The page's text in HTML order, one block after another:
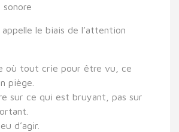
sonore
appelle le biais de l’attention
où tout crie pour être vu, ce
piège.
sur ce qui est bruyant, pas sur
d’agir.